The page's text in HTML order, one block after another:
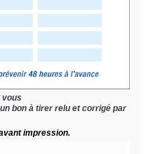
vous
bon à tirer relu et corrigé par
impression.